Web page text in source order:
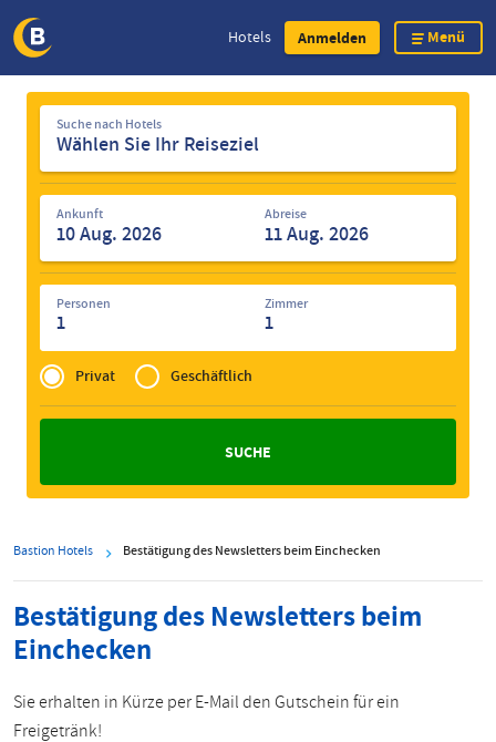
Direkt
Hotels Anmelden Menü
Suche
nach
Hotels
Suche nach Hotels
Ankunft Abreise
Personen
1
Zimmer
1
Privé
of
Zakelijk
Privat Geschäftlich
Bastion Hotels Bestätigung des Newsletters beim Einchecken
Bestätigung des Newsletters beim
Einchecken
Sie erhalten in Kürze per E-Mail den Gutschein für ein
Freigetränk!